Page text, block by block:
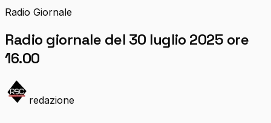
Radio Giornale
Radio giornale del 30 luglio 2025 ore
16.00
redazione